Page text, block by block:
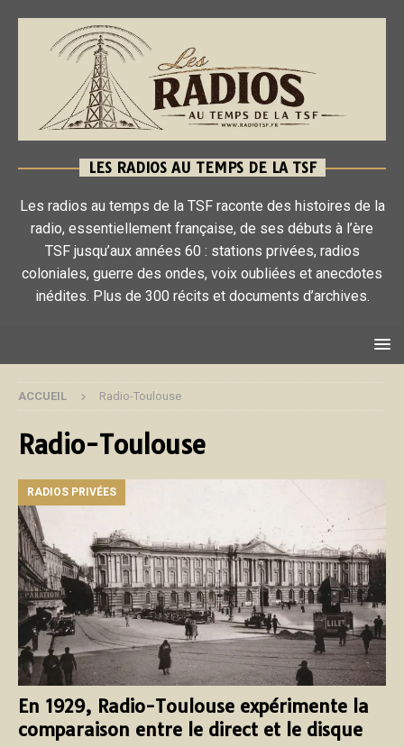
LES RADIOS AU TEMPS DE LA TSF
Les radios au temps de la TSF raconte des histoires de la
radio, essentiellement française, de ses débuts à l’ère
TSF jusqu’aux années 60 : stations privées, radios
coloniales, guerre des ondes, voix oubliées et anecdotes
inédites. Plus de 300 récits et documents d’archives.
ACCUEIL Radio-Toulouse
Radio-Toulouse
RADIOS PRIVÉES
En 1929, Radio-Toulouse expérimente la
comparaison entre le direct et le disque